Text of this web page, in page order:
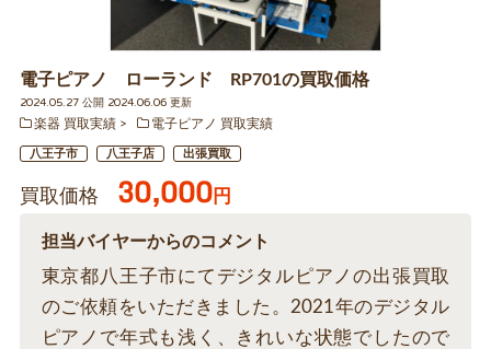
電子ピアノ ローランド RP701の買取価格
2024.05.27 公開 2024.06.06 更新
楽器 買取実績
電子ピアノ 買取実績
八王子市 八王子店 出張買取
買取価格 30,000円
担当バイヤーからのコメント
東京都八王子市にてデジタルピアノの出張買取
のご依頼をいただきました。2021年のデジタル
ピアノで年式も浅く、きれいな状態でしたので